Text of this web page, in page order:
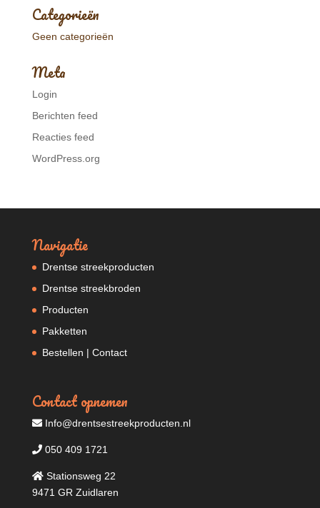
Categorieën
Geen categorieën
Meta
Login
Berichten feed
Reacties feed
WordPress.org
Navigatie
Drentse streekproducten
Drentse streekbroden
Producten
Pakketten
Bestellen | Contact
Contact opnemen
Info@drentsestreekproducten.nl
050 409 1721
Stationsweg 22
9471 GR Zuidlaren